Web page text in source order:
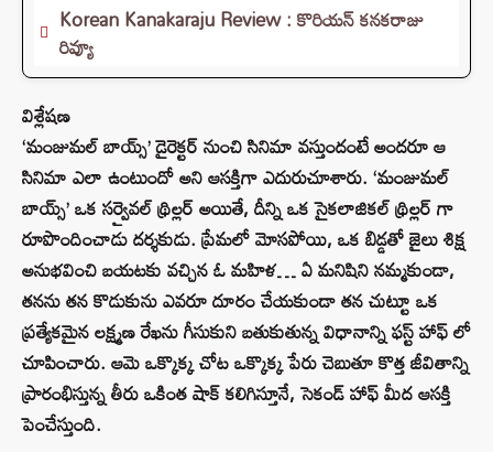
Korean Kanakaraju Review : కొరియన్ కనకరాజు
రివ్యూ
విశ్లేషణ
‘మంజుమల్ బాయ్స్’ డైరెక్టర్ నుంచి సినిమా వస్తుందంటే అందరూ ఆ
సినిమా ఎలా ఉంటుందో అని ఆసక్తిగా ఎదురుచూశారు. ‘మంజుమల్
బాయ్స్’ ఒక సర్వైవల్ థ్రిల్లర్ అయితే, దీన్ని ఒక సైకలాజికల్ థ్రిల్లర్ గా
రూపొందించాడు దర్శకుడు. ప్రేమలో మోసపోయి, ఒక బిడ్డతో జైలు శిక్ష
అనుభవించి బయటకు వచ్చిన ఓ మహిళ… ఏ మనిషిని నమ్మకుండా,
తనను తన కొడుకును ఎవరూ దూరం చేయకుండా తన చుట్టూ ఒక
ప్రత్యేకమైన లక్ష్మణ రేఖను గీసుకుని బతుకుతున్న విధానాన్ని ఫస్ట్ హాఫ్ లో
చూపించారు. ఆమె ఒక్కొక్క చోట ఒక్కొక్క పేరు చెబుతూ కొత్త జీవితాన్ని
ప్రారంభిస్తున్న తీరు ఒకింత షాక్ కలిగిస్తూనే, సెకండ్ హాఫ్ మీద ఆసక్తి
పెంచేస్తుంది.